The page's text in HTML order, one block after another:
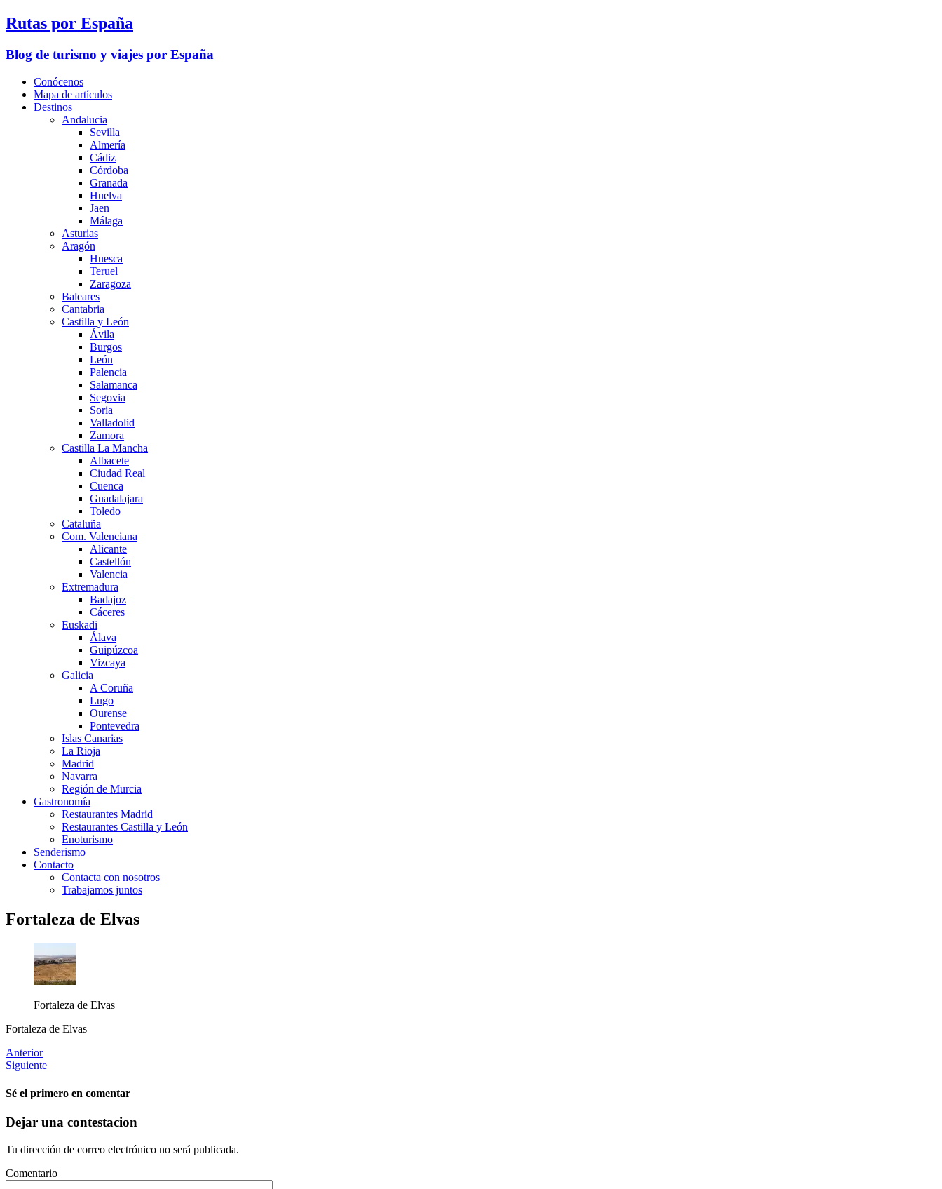
Rutas por España
Blog de turismo y viajes por España
Conócenos
Mapa de artículos
Destinos
Andalucia
Sevilla
Almería
Cádiz
Córdoba
Granada
Huelva
Jaen
Málaga
Asturias
Aragón
Huesca
Teruel
Zaragoza
Baleares
Cantabria
Castilla y León
Ávila
Burgos
León
Palencia
Salamanca
Segovia
Soria
Valladolid
Zamora
Castilla La Mancha
Albacete
Ciudad Real
Cuenca
Guadalajara
Toledo
Cataluña
Com. Valenciana
Alicante
Castellón
Valencia
Extremadura
Badajoz
Cáceres
Euskadi
Álava
Guipúzcoa
Vizcaya
Galicia
A Coruña
Lugo
Ourense
Pontevedra
Islas Canarias
La Rioja
Madrid
Navarra
Región de Murcia
Gastronomía
Restaurantes Madrid
Restaurantes Castilla y León
Enoturismo
Senderismo
Contacto
Contacta con nosotros
Trabajamos juntos
Fortaleza de Elvas
Fortaleza de Elvas
Fortaleza de Elvas
Anterior
Siguiente
Sé el primero en comentar
Dejar una contestacion
Tu dirección de correo electrónico no será publicada.
Comentario